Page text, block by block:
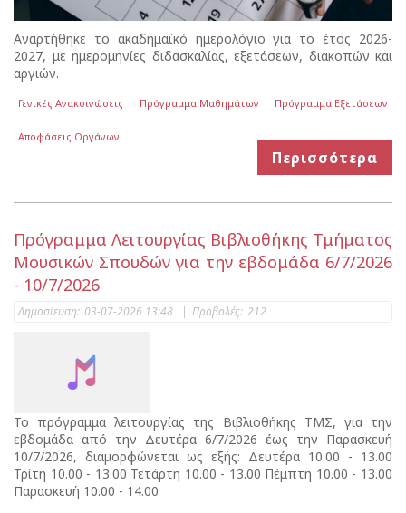
Αναρτήθηκε το ακαδημαϊκό ημερολόγιο για το έτος 2026-
2027, με ημερομηνίες διδασκαλίας, εξετάσεων, διακοπών και
αργιών.
Γενικές Ανακοινώσεις Πρόγραμμα Μαθημάτων Πρόγραμμα Εξετάσεων
Αποφάσεις Οργάνων
Περισσότερα
Πρόγραμμα Λειτουργίας Βιβλιοθήκης Τμήματος
Μουσικών Σπουδών για την εβδομάδα 6/7/2026
- 10/7/2026
Δημοσίευση: 03-07-2026 13:48 | Προβολές: 212
Το πρόγραμμα λειτουργίας της Βιβλιοθήκης ΤΜΣ, για την
εβδομάδα από την Δευτέρα 6/7/2026 έως την Παρασκευή
10/7/2026, διαμορφώνεται ως εξής: Δευτέρα 10.00 - 13.00
Τρίτη 10.00 - 13.00 Τετάρτη 10.00 - 13.00 Πέμπτη 10.00 - 13.00
Παρασκευή 10.00 - 14.00